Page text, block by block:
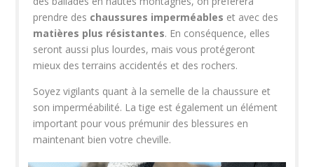
prendre des chaussures imperméables et avec des
matières plus résistantes. En conséquence, elles
seront aussi plus lourdes, mais vous protégeront
mieux des terrains accidentés et des rochers.
Soyez vigilants quant à la semelle de la chaussure et
son imperméabilité. La tige est également un élément
important pour vous prémunir des blessures en
maintenant bien votre cheville.